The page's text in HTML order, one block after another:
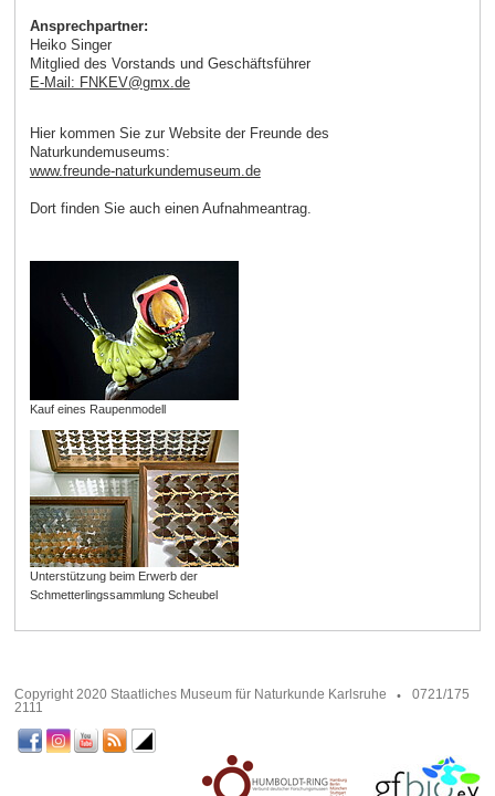
Ansprechpartner:
Heiko Singer
Mitglied des Vorstands und Geschäftsführer
E-Mail: FNKEV@gmx de
Hier kommen Sie zur Website der Freunde des
Naturkundemuseums:
www.freunde-naturkundemuseum.de
Dort finden Sie auch einen Aufnahmeantrag.
Kauf eines Raupenmodell
Unterstützung beim Erwerb der
Schmetterlingssammlung Scheubel
Copyright 2020 Staatliches Museum für Naturkunde Karlsruhe
0721/175
2111